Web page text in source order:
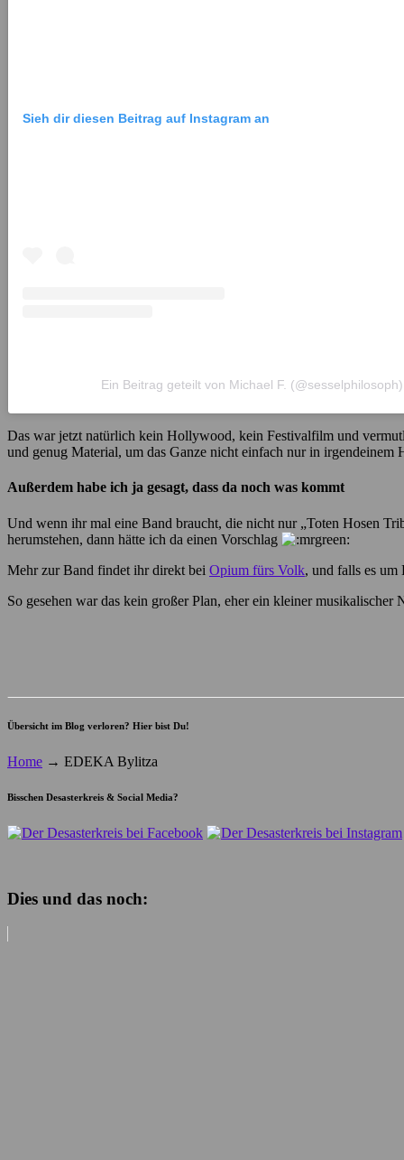
Sieh dir diesen Beitrag auf Instagram an
Ein Beitrag geteilt von Michael F. (@sesselphilosoph)
Das war jetzt natürlich kein Hollywood, kein Festivalfilm und
und genug Material, um das Ganze nicht einfach nur in irgendeinem
Außerdem habe ich ja gesagt, dass da noch was kommt
Und wenn ihr mal eine Band braucht, die nicht nur „Toten Hosen
herumstehen, dann hätte ich da einen Vorschlag
Mehr zur Band findet ihr direkt bei Opium fürs Volk, und falls es um
So gesehen war das kein großer Plan, eher ein kleiner
Übersicht im Blog verloren? Hier bist Du!
Home → EDEKA Bylitza
Bisschen Desasterkreis & Social Media?
Dies und das noch: